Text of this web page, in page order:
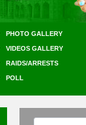
PHOTO GALLERY
VIDEOS GALLERY
RAIDS/ARRESTS
POLL